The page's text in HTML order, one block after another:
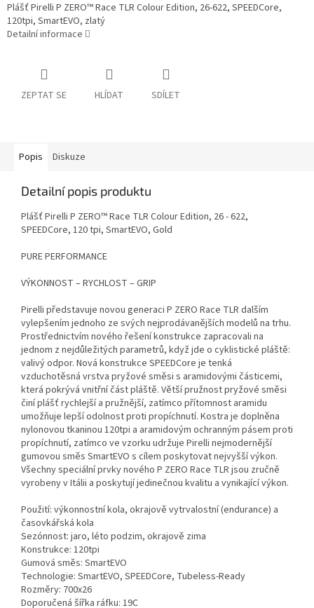
Plášť Pirelli P ZERO™ Race TLR Colour Edition, 26-622, SPEEDCore,
120tpi, SmartEVO, zlatý
Detailní informace
ZEPTAT SE HLÍDAT SDÍLET
Popis Diskuze
Detailní popis produktu
Plášť Pirelli P ZERO™ Race TLR Colour Edition, 26 - 622,
SPEEDCore, 120 tpi, SmartEVO, Gold
PURE PERFORMANCE
VÝKONNOST – RYCHLOST – GRIP
Pirelli představuje novou generaci P ZERO Race TLR dalším
vylepšením jednoho ze svých nejprodávanějších modelů na trhu.
Prostřednictvím nového řešení konstrukce zapracovali na
jednom z nejdůležitých parametrů, když jde o cyklistické pláště:
valivý odpor. Nová konstrukce SPEEDCore je tenká
vzduchotěsná vrstva pryžové směsi s aramidovými částicemi,
která pokrývá vnitřní část pláště. Větší pružnost pryžové směsi
činí plášť rychlejší a pružnější, zatímco přítomnost aramidu
umožňuje lepší odolnost proti propíchnutí. Kostra je doplněna
nylonovou tkaninou 120tpi a aramidovým ochranným pásem proti
propíchnutí, zatímco ve vzorku udržuje Pirelli nejmodernější
gumovou směs SmartEVO s cílem poskytovat nejvyšší výkon.
Všechny speciální prvky nového P ZERO Race TLR jsou zručně
vyrobeny v Itálii a poskytují jedinečnou kvalitu a vynikající výkon.
Použití: výkonnostní kola, okrajově vytrvalostní (endurance) a
časovkářská kola
Sezónnost: jaro, léto podzim, okrajově zima
Konstrukce: 120tpi
Gumová směs: SmartEVO
Technologie: SmartEVO, SPEEDCore, Tubeless-Ready
Rozměry: 700x26
Doporučená šířka ráfku: 19C